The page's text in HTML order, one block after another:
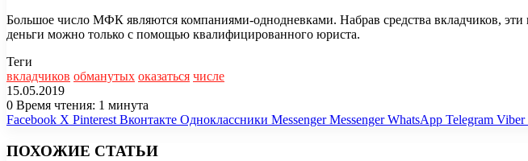
Большое число МФК являются компаниями-однодневками. Набрав средства вкладчиков,
деньги можно только с помощью квалифицированного юриста.
Теги
вкладчиков обманутых оказаться числе
15.05.2019
0 Время чтения: 1 минута
Facebook X Pinterest Вконтакте Одноклассники Messenger Messenger WhatsApp Telegram Viber
ПОХОЖИЕ СТАТЬИ